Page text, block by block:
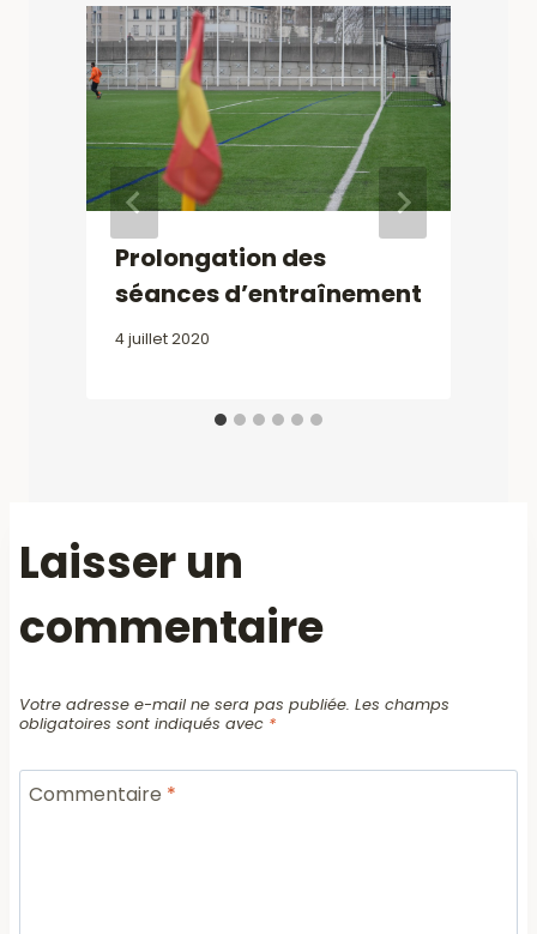
Prolongation des
séances d’entraînement
4 juillet 2020
Laisser un
commentaire
Votre adresse e-mail ne sera pas publiée. Les champs
obligatoires sont indiqués avec *
Commentaire *